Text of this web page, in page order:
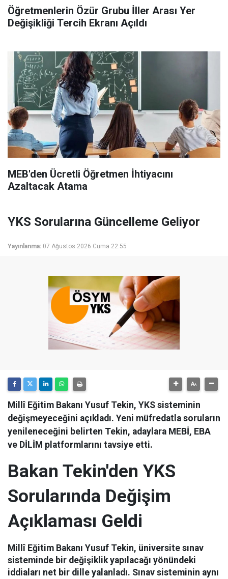
Öğretmenlerin Özür Grubu İller Arası Yer
Değişikliği Tercih Ekranı Açıldı
MEB'den Ücretli Öğretmen İhtiyacını
Azaltacak Atama
YKS Sorularına Güncelleme Geliyor
Yayınlanma: 07 Ağustos 2026 Cuma 22:55
Millî Eğitim Bakanı Yusuf Tekin, YKS sisteminin
değişmeyeceğini açıkladı. Yeni müfredatla soruların
yenileneceğini belirten Tekin, adaylara MEBİ, EBA
ve DİLİM platformlarını tavsiye etti.
Bakan Tekin'den YKS
Sorularında Değişim
Açıklaması Geldi
Millî Eğitim Bakanı Yusuf Tekin, üniversite sınav
sisteminde bir değişiklik yapılacağı yönündeki
iddiaları net bir dille yalanladı. Sınav sisteminin aynı